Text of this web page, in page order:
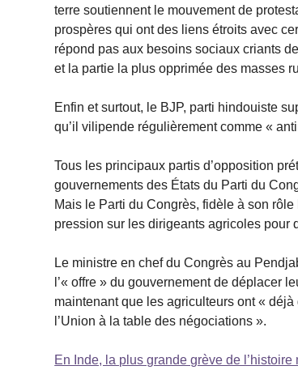
terre soutiennent le mouvement de
prospères qui ont des liens étroits avec
répond pas aux besoins sociaux criants
et la partie la plus opprimée des masses
Enfin et surtout, le BJP, parti hindouiste
qu’il vilipende régulièrement comme «
Tous les principaux partis d’opposition
gouvernements des États du Parti du
Mais le Parti du Congrès, fidèle à son
pression sur les dirigeants agricoles pour
Le ministre en chef du Congrès au
l’« offre » du gouvernement de déplacer
maintenant que les agriculteurs ont «
l’Union à la table des négociations ».
En Inde, la plus grande grève de l’histoire